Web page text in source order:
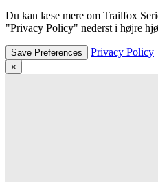
Du kan læse mere om Trailfox
"Privacy Policy" nederst i højre
Privacy Policy
×